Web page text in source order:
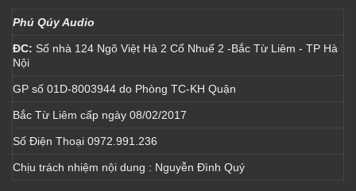
Phú Qúy Audio
ĐC: Số nhà 124 Ngõ Việt Hà 2 Cổ Nhuế 2 -Bắc Từ Liêm - TP Hà
Nội
GP số 01D-8003944 do Phòng TC-KH Quận
Bắc Từ Liêm cấp ngày 08/02/2017
Số Điện Thoại 0972.991.236
Chịu trách nhiệm nội dung : Nguyễn Đình Quý